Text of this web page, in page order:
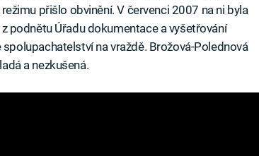
režimu přišlo obvinění. V červenci 2007 na ni byla
z podnětu Úřadu dokumentace a vyšetřování
na vraždě. Brožová-Polednová
a nezkušená.